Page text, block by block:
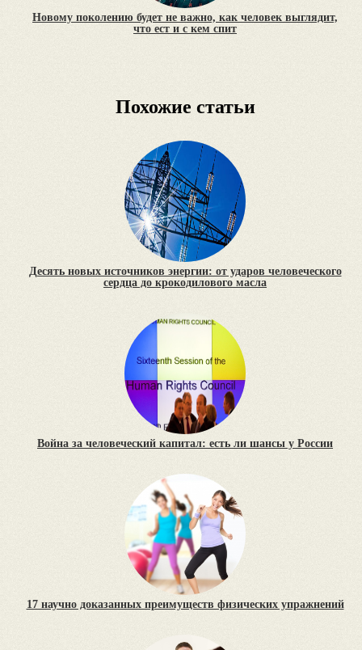
Новому поколению будет не важно, как человек выглядит,
что ест и с кем спит
Похожие статьи
Десять новых источников энергии: от ударов человеческого
сердца до крокодилового масла
Война за человеческий капитал: есть ли шансы у России
17 научно доказанных преимуществ физических упражнений